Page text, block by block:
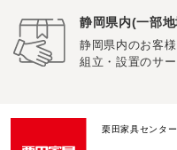
静岡県内(一部
静岡県内のお客
組立・設置のサ
栗田家具センター